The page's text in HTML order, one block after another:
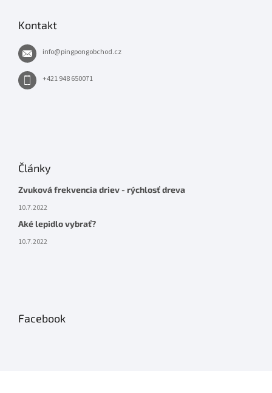
Kontakt
info@pingpongobchod.cz
+421 948 650071
Články
Zvuková frekvencia driev - rýchlosť dreva
10.7.2022
Aké lepidlo vybrať?
10.7.2022
Facebook